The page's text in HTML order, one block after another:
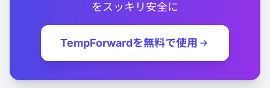
をスッキリ安全に
TempForwardを無料で使用